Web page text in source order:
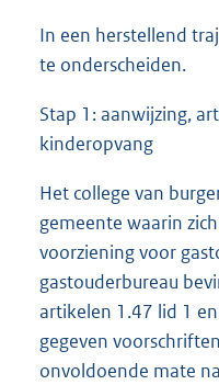
In een herstellend
te onderscheiden.
Stap 1: aanwijzing,
kinderopvang
Het college van
gemeente waarin
voorziening voor
gastouderbureau
artikelen 1.47 lid 1
gegeven
onvoldoende mate